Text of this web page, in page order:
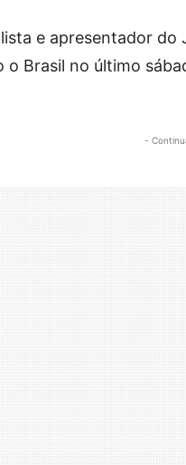
e apresentador do
o Brasil no último
-